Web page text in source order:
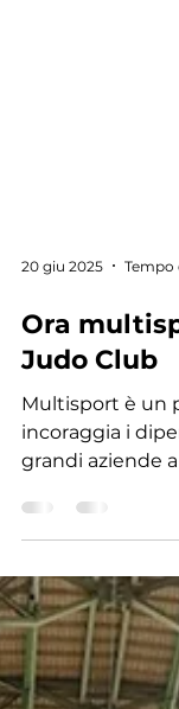
20 giu 2025 Tempo
Ora
Judo Club
Multisport è un
grandi aziende a
prendersi cura